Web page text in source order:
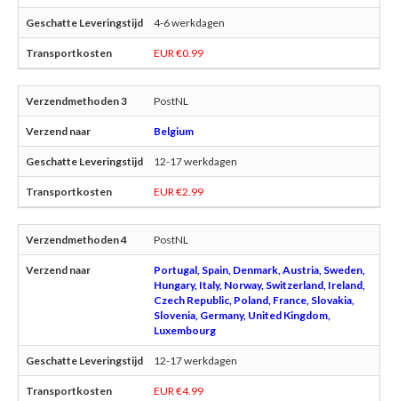
4-6 werkdagen
EUR €0.99
PostNL
Belgium
12-17 werkdagen
EUR €2.99
PostNL
Portugal, Spain, Denmark, Austria, Sweden,
Hungary, Italy, Norway, Switzerland, Ireland,
Czech Republic, Poland, France, Slovakia,
Slovenia, Germany, United Kingdom,
Luxembourg
12-17 werkdagen
EUR €4.99